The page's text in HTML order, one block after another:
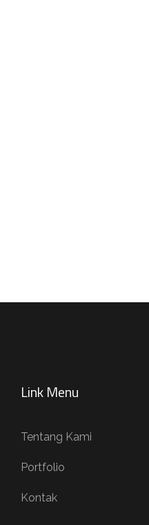
Link Menu
Tentang Kami
Portfolio
Kontak